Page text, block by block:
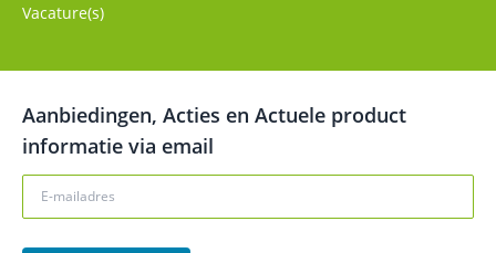
Vacature(s)
Aanbiedingen, Acties en Actuele product
informatie via email